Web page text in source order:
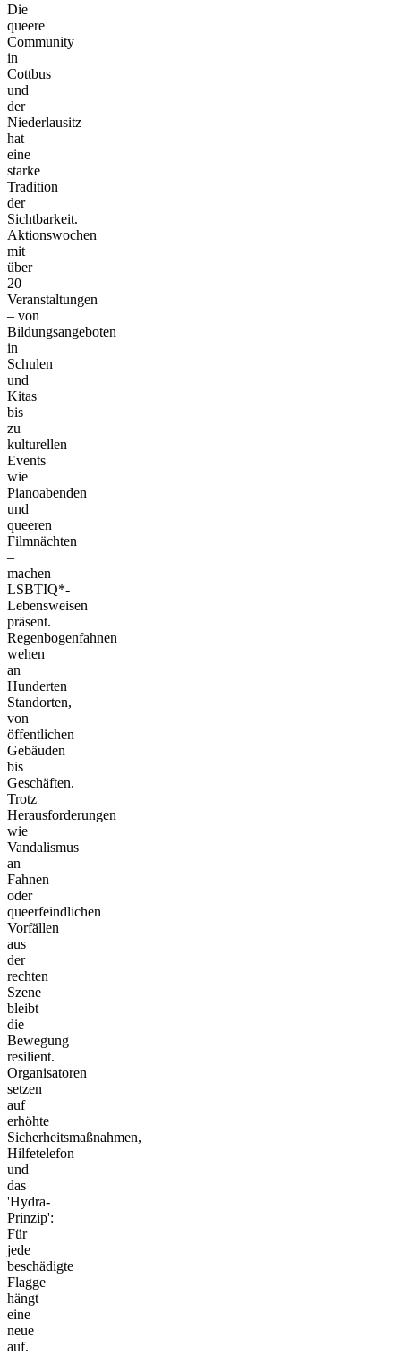
Die
queere
Community
in
Cottbus
und
der
Niederlausitz
hat
eine
starke
Tradition
der
Sichtbarkeit.
Aktionswochen
mit
über
20
Veranstaltungen
– von
Bildungsangeboten
in
Schulen
und
Kitas
bis
zu
kulturellen
Events
wie
Pianoabenden
und
queeren
Filmnächten
–
machen
LSBTIQ*-
Lebensweisen
präsent.
Regenbogenfahnen
wehen
an
Hunderten
Standorten,
von
öffentlichen
Gebäuden
bis
Geschäften.
Trotz
Herausforderungen
wie
Vandalismus
an
Fahnen
oder
queerfeindlichen
Vorfällen
aus
der
rechten
Szene
bleibt
die
Bewegung
resilient.
Organisatoren
setzen
auf
erhöhte
Sicherheitsmaßnahmen,
Hilfetelefon
und
das
'Hydra-
Prinzip':
Für
jede
beschädigte
Flagge
hängt
eine
neue
auf.